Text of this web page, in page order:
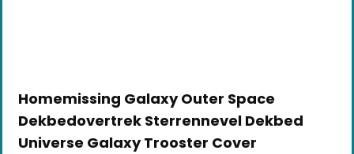
Homemissing Galaxy Outer Space
Dekbedovertrek Sterrennevel Dekbed
Universe Galaxy Trooster Cover